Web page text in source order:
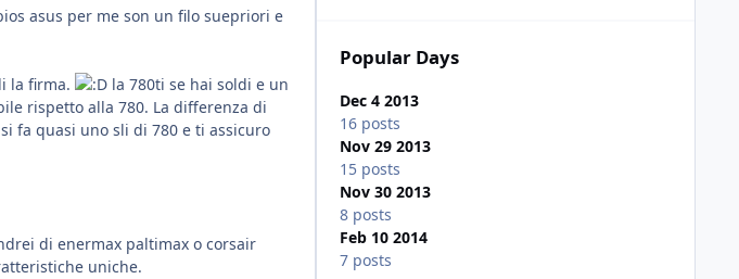
asus per me son un filo suepriori e
la firma.
la 780ti se hai soldi e un
rispetto alla 780. La differenza di
fa quasi uno sli di 780 e ti assicuro
di enermax paltimax o corsair
uniche.
Popular Days
Dec 4 2013
16 posts
Nov 29 2013
15 posts
Nov 30 2013
8 posts
Feb 10 2014
7 posts